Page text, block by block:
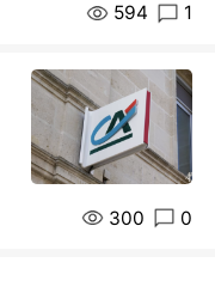
594 1
300 0